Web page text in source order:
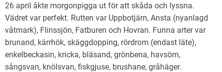
26 april åkte morgonpigga ut för att skåda och lyssna.
Vädret var perfekt. Rutten var Uppbotjärn, Ansta (nyanlagd
våtmark), Flinssjön, Fatburen och Hovran. Funna arter var
brunand, kärrhök, skäggdopping, rördrom (endast läte),
enkelbeckasin, kricka, bläsand, grönbena, havsörn,
sångsvan, knölsvan, fiskgjuse, brushane, gråhäger.